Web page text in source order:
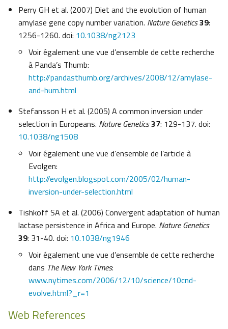
Perry GH et al. (2007) Diet and the evolution of human
amylase gene copy number variation. Nature Genetics39:
1256-1260. doi: 10.1038/ng2123
Voir également une vue d’ensemble de cette recherche
à Panda’s Thumb:
http://pandasthumb.org/archives/2008/12/amylase-
and-hum.html
Stefansson H et al. (2005) A common inversion under
selection in Europeans. Nature Genetics37: 129-137. doi:
10.1038/ng1508
Voir également une vue d’ensemble de l’article à
Evolgen:
http://evolgen.blogspot.com/2005/02/human-
inversion-under-selection.html
Tishkoff SA et al. (2006) Convergent adaptation of human
lactase persistence in Africa and Europe. Nature Genetics
39: 31-40. doi: 10.1038/ng1946
Voir également une vue d’ensemble de cette recherche
dans The New York Times:
www.nytimes.com/2006/12/10/science/10cnd-
evolve.html?_r=1
Web References